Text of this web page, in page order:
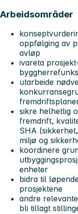
Arbeidsområder
oppfølging av
avløp
ivareta
utarbeide
sikre helhetlig
fremdrift,
SHA
miljø og
koordinere
enheter
bidra til
prosjektene
andre
bli tillagt